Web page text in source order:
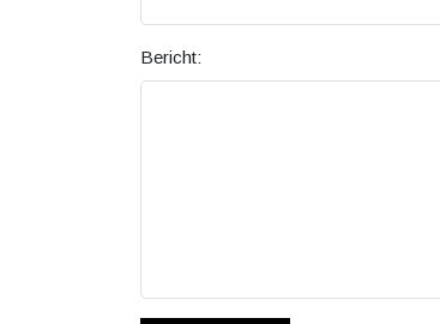
Bericht: